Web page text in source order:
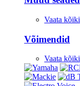
Vaata kõiki
Võimendid
Vaata kõiki